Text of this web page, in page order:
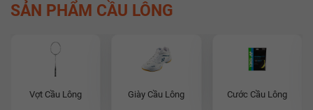
SẢN PHẨM CẦU LÔNG
Vợt Cầu Lông Giày Cầu Lông Cước Cầu Lông